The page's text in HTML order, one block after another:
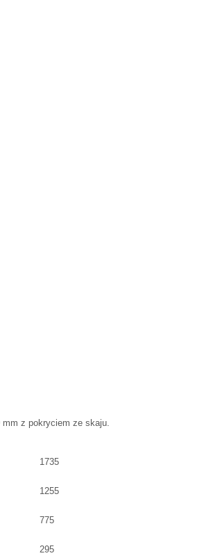
mm z pokryciem ze skaju.
1735
1255
775
295